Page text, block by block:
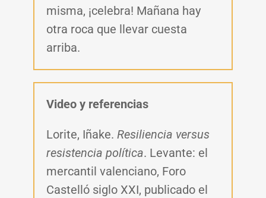
misma, ¡celebra! Mañana hay
otra roca que llevar cuesta
arriba.
Video y referencias
Lorite, Iñake. Resiliencia versus
resistencia política. Levante: el
mercantil valenciano, Foro
Castelló siglo XXI, publicado el